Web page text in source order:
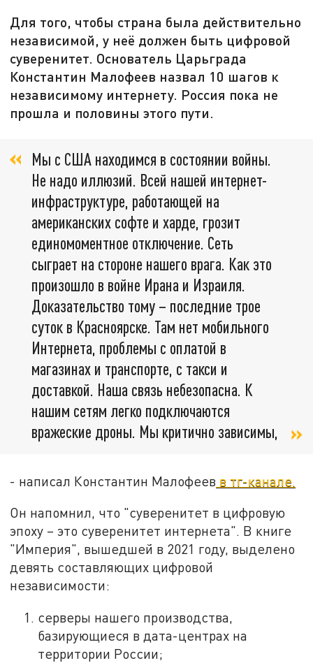
Для того, чтобы страна была действительно
независимой, у неё должен быть цифровой
суверенитет. Основатель Царьграда
Константин Малофеев назвал 10 шагов к
независимому интернету. Россия пока не
прошла и половины этого пути.
Мы с США находимся в состоянии войны.
Не надо иллюзий. Всей нашей интернет-
инфраструктуре, работающей на
американских софте и харде, грозит
единомоментное отключение. Сеть
сыграет на стороне нашего врага. Как это
произошло в войне Ирана и Израиля.
Доказательство тому – последние трое
суток в Красноярске. Там нет мобильного
Интернета, проблемы с оплатой в
магазинах и транспорте, с такси и
доставкой. Наша связь небезопасна. К
нашим сетям легко подключаются
вражеские дроны. Мы критично зависимы,
- написал Константин Малофеев в тг-канале.
Он напомнил, что "суверенитет в цифровую
эпоху – это суверенитет интернета". В книге
"Империя", вышедшей в 2021 году, выделено
девять составляющих цифровой
независимости:
серверы нашего производства,
базирующиеся в дата-центрах на
территории России;